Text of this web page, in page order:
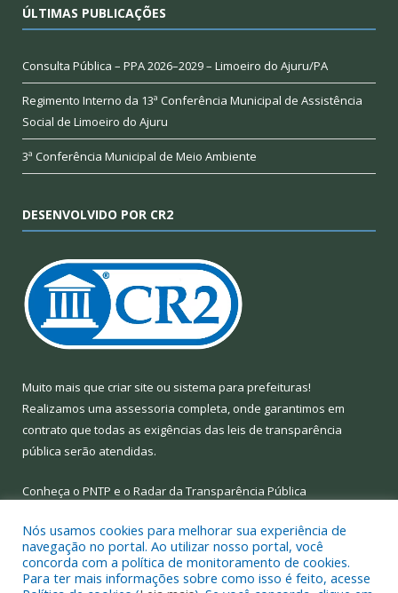
ÚLTIMAS PUBLICAÇÕES
Consulta Pública – PPA 2026–2029 – Limoeiro do Ajuru/PA
Regimento Interno da 13ª Conferência Municipal de Assistência
Social de Limoeiro do Ajuru
3ª Conferência Municipal de Meio Ambiente
DESENVOLVIDO POR CR2
Muito mais que criar site ou sistema para prefeituras!
Realizamos uma assessoria completa, onde garantimos em
contrato que todas as exigências das leis de transparência
pública serão atendidas.
Conheça o PNTP e o Radar da Transparência Pública
Todos os direitos reservados a Prefeitura Municipal de Limoeiro
Nós usamos cookies para melhorar sua experiência de
navegação no portal. Ao utilizar nosso portal, você
concorda com a política de monitoramento de cookies.
Para ter mais informações sobre como isso é feito, acesse